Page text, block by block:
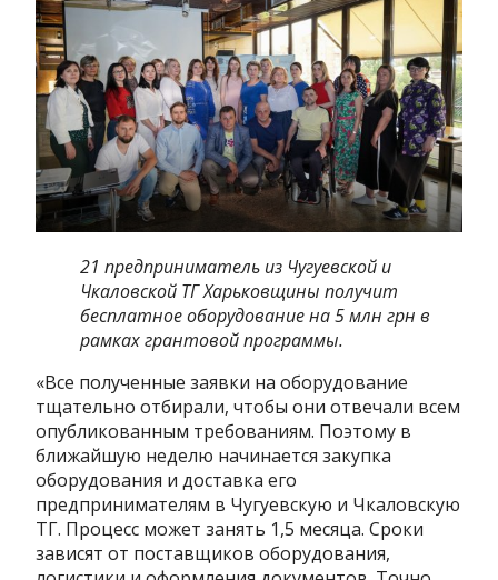
21 предприниматель из Чугуевской и
Чкаловской ТГ Харьковщины получит
бесплатное оборудование на 5 млн грн в
рамках грантовой программы.
«Все полученные заявки на оборудование
тщательно отбирали, чтобы они отвечали всем
опубликованным требованиям. Поэтому в
ближайшую неделю начинается закупка
оборудования и доставка его
предпринимателям в Чугуевскую и Чкаловскую
ТГ. Процесс может занять 1,5 месяца. Сроки
зависят от поставщиков оборудования,